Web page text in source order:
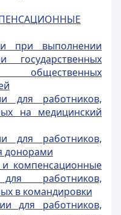
при выполнении
государственных
для работников,
на медицинский
для работников,
донорами
и компенсационные
работников,
в командировки
для работников,